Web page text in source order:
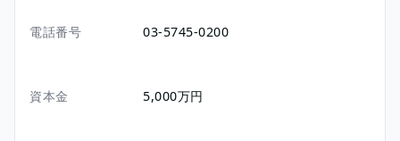
電話番号 03-5745-0200
資本金 5,000万円